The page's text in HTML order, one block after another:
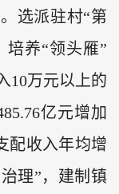
选派驻村“第
培养“领头雁”
10万元以上的
亿元增加
配收入年均增
理”，建制镇